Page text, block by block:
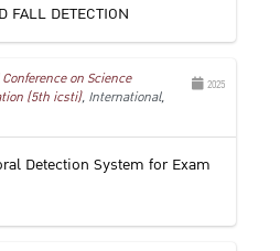
FALL DETECTION
2025
on Science
(5th icsti), International,
Detection System for Exam